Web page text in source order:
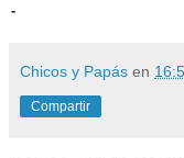
-
Chicos y Papás en
Compartir